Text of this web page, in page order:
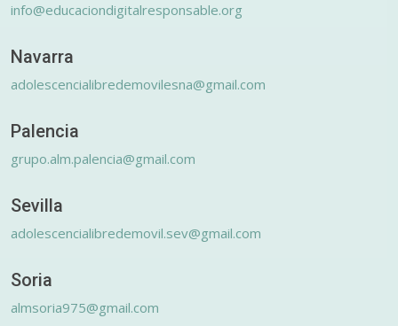
info@educaciondigitalresponsable.org
Navarra
adolescencialibredemovilesna@gmail.com
Palencia
grupo.alm.palencia@gmail.com
Sevilla
adolescencialibredemovil.sev@gmail.com
Soria
almsoria975@gmail.com